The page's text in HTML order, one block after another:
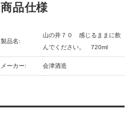
商品仕様
製品名:
山の井７０ 感じるままに飲
んでください。 720ml
メーカー: 会津酒造